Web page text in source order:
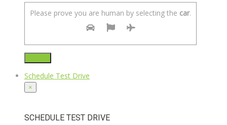
Please prove you are human by selecting the car.
Schedule Test Drive
×
SCHEDULE TEST DRIVE